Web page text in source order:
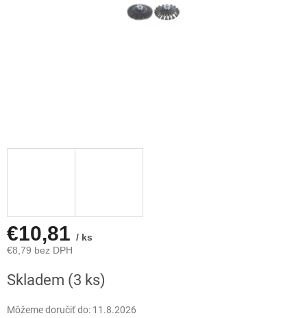
€10,81 / ks
€8,79 bez DPH
cena:
Skladem (3 ks)
Môžeme doručiť do: 11.8.2026